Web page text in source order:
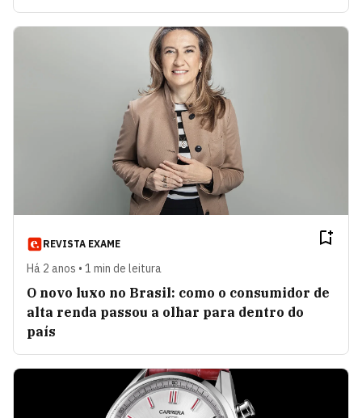
REVISTA EXAME
Há 2 anos • 1 min de leitura
O novo luxo no Brasil: como o consumidor de
alta renda passou a olhar para dentro do
país